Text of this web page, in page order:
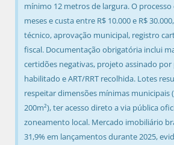
mínimo 12 metros de largura. O
meses e custa entre R$ 10.000 e R$
técnico, aprovação municipal, registro
fiscal. Documentação obrigatória inclui
certidões negativas, projeto assinado
habilitado e ART/RRT recolhida. Lotes
respeitar dimensões mínimas municipais
200m²), ter acesso direto a via pública
zoneamento local. Mercado imobiliário
31,9% em lançamentos durante 2025,